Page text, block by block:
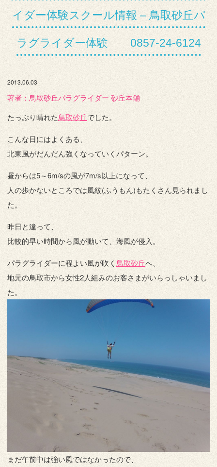
イダー体験スクール情報 – 鳥取砂丘パ
ラグライダー体験 0857-24-6124
2013.06.03
著者：️鳥取砂丘パラグライダー 砂丘本舗
たっぷり晴れた鳥取砂丘でした。
こんな日にはよくある、
北東風がだんだん強くなっていくパターン。
昼からは5～6m/sの風が7m/s以上になって、
人の歩かないところでは風紋(ふうもん)もたくさん見られまし
た。
昨日と違って、
比較的早い時間から風が動いて、海風が侵入。
パラグライダーに程よい風が吹く 鳥取砂丘へ、
地元の鳥取市から女性2人組みのお客さまがいらっしゃいまし
た。
まだ午前中は強い風ではなかったので、